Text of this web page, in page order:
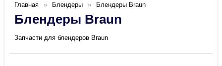
Главная Блендеры Блендеры Braun
Блендеры Braun
Запчасти для блендеров Braun